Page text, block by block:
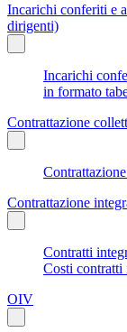
Incarichi conferiti e
dirigenti)
Incarichi
in formato
Contrattazione
Contrattazione
Contratti
Costi contratti
OIV